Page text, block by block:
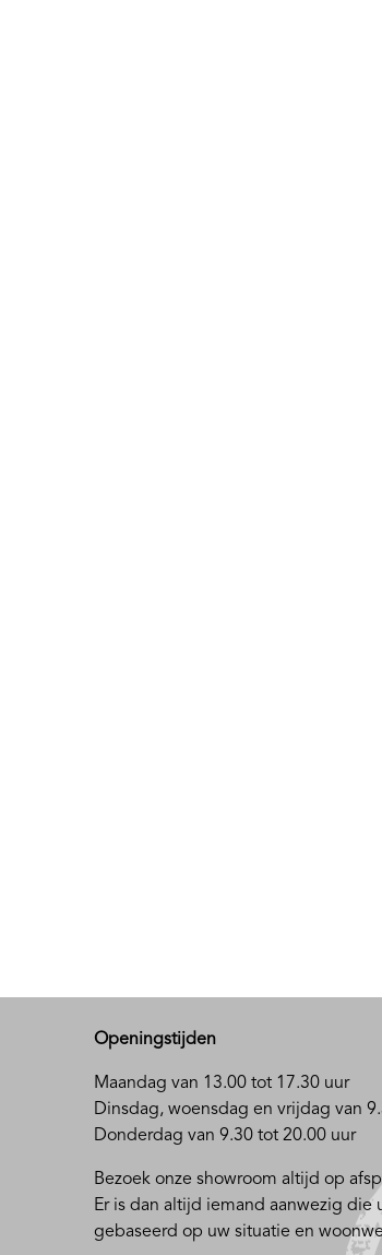
Openingstijden
Maandag van 13.00 tot 17.30 uur
Dinsdag, woensdag en vrijdag van
Donderdag van 9.30 tot 20.00 uur
Bezoek onze showroom altijd op
Er is dan altijd iemand aanwezig die
gebaseerd op uw situatie en